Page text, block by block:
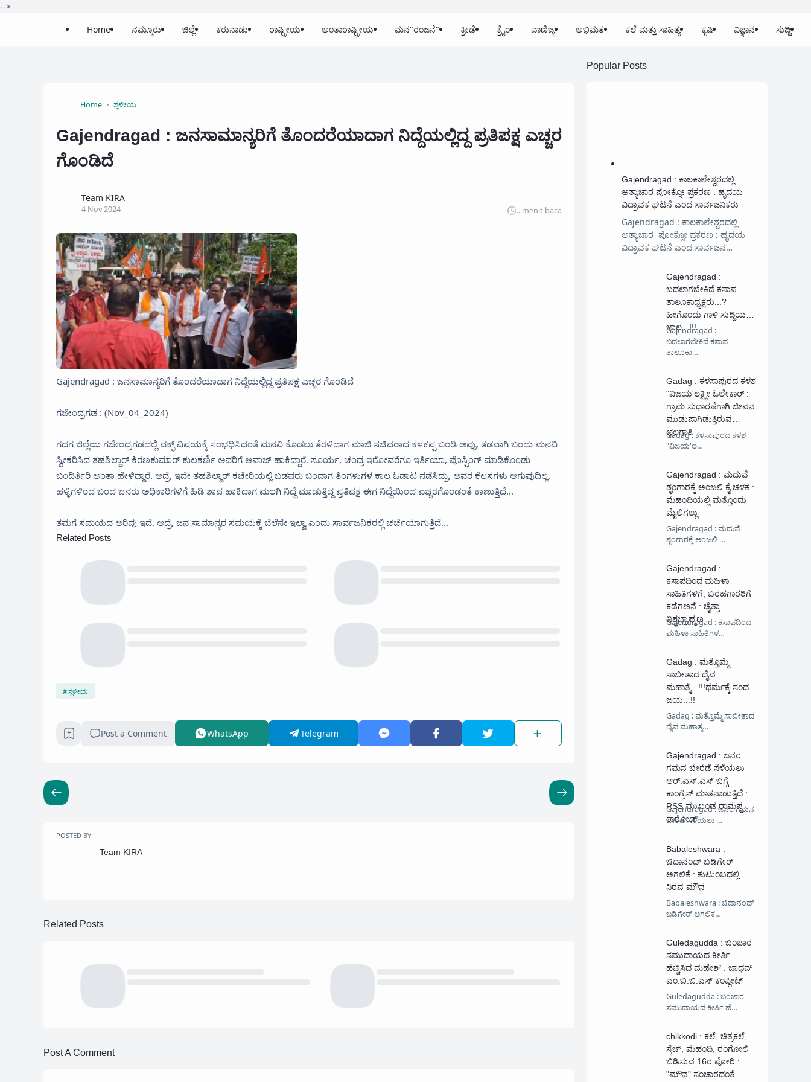
-->
Home
ನಮ್ಮೂರು ಜಿಲ್ಲೆ ಕರುನಾಡು ರಾಷ್ಟ್ರೀಯ ಅಂತಾರಾಷ್ಟ್ರೀಯ ಮನ"ರಂಜನೆ" ಕ್ರೀಡೆ ಕ್ರೈಂ ವಾಣಿಜ್ಯ ಅಭಿಮತ ಕಲೆ ಮತ್ತು ಸಾಹಿತ್ಯ ಕೃಷಿ ವಿಜ್ಞಾನ ಸುದ್ದಿ
Home ಸ್ಥಳೀಯ
Gajendragad : ಜನಸಾಮಾನ್ಯರಿಗೆ ತೊಂದರೆಯಾದಾಗ ನಿದ್ದೆಯಲ್ಲಿದ್ದ ಪ್ರತಿಪಕ್ಷ ಎಚ್ಚರ
ಗೊಂಡಿದೆ
Team KIRA
4 Nov 2024 ...menit baca
Gajendragad : ಜನಸಾಮಾನ್ಯರಿಗೆ ತೊಂದರೆಯಾದಾಗ ನಿದ್ದೆಯಲ್ಲಿದ್ದ ಪ್ರತಿಪಕ್ಷ ಎಚ್ಚರ ಗೊಂಡಿದೆ
ಗಜೇಂದ್ರಗಡ : (Nov_04_2024)
ಗದಗ ಜಿಲ್ಲೆಯ ಗಜೇಂದ್ರಗಡದಲ್ಲಿ ವಕ್ಫ್ ವಿಷಯಕ್ಕೆ ಸಂಭಧಿಸಿದಂತೆ ಮನವಿ ಕೊಡಲು ತೆರಳಿದಾಗ ಮಾಜಿ ಸಚಿವರಾದ ಕಳಕಪ್ಪ ಬಂಡಿ ಅವ್ರು, ತಡವಾಗಿ ಬಂದು ಮನವಿ
ಸ್ವೀಕರಿಸಿದ ತಹಶಿಲ್ದಾರ್ ಕಿರಣಕುಮಾರ್ ಕುಲಕರ್ಣಿ ಅವರಿಗೆ ಆವಾಜ್ ಹಾಕಿದ್ದಾರೆ. ಸೂರ್ಯ, ಚಂದ್ರ ಇರೋವರೆಗೂ ಇರ್ತಿಯಾ, ಪೊಸ್ಟಿಂಗ್ ಮಾಡಿಕೊಂಡು
ಬಂದಿರ್ತಿರಿ ಅಂತಾ ಹೇಳಿದ್ದಾರೆ. ಆದ್ರೆ, ಇದೇ ತಹಶಿಲ್ದಾರ್ ಕಚೇರಿಯಲ್ಲಿ ಬಡವರು ಬಂದಾಗ ತಿಂಗಳುಗಳ‌ ಕಾಲ ಓಡಾಟ ನಡೆಸಿದ್ರು, ಅವರ ಕೆಲಸಗಳು ಆಗುವುದಿಲ್ಲ.
ಹಳ್ಳಿಗಳಿಂದ ಬಂದ ಜನರು ಅಧಿಕಾರಿಗಳಿಗೆ ಹಿಡಿ ಶಾಪ ಹಾಕಿದಾಗ ಮಲಗಿ ನಿದ್ದೆ ಮಾಡುತ್ತಿದ್ದ ಪ್ರತಿಪಕ್ಷ ಈಗ ನಿದ್ದೆಯಿಂದ ಎಚ್ಚರಗೊಂಡಂತೆ ಕಾಣುತ್ತಿದೆ...
ತಮಗೆ ಸಮಯದ ಅರಿವು ಇದೆ. ಆದ್ರೆ, ಜನ ಸಾಮಾನ್ಯರ ಸಮಯಕ್ಕೆ ಬೆಲೆನೇ ಇಲ್ವಾ‌‌‌‌‌‌‌ ಎಂದು ಸಾರ್ವಜನಿಕರಲ್ಲಿ ಚರ್ಚೆಯಾಗುತ್ತಿದೆ...
Related Posts
ಸ್ಥಳೀಯ
Post a Comment WhatsApp Telegram
POSTED BY:
Team KIRA
Related Posts
Post A Comment
Popular Posts
Gajendragad : ಕಾಲಕಾಲೇಶ್ವರದಲ್ಲಿ
ಅತ್ಯಾಚಾರ ಪೋಕ್ಸೋ ಪ್ರಕರಣ : ಹೃದಯ
ವಿದ್ರಾವಕ ಘಟನೆ ಎಂದ ಸಾರ್ವಜನಿಕರು
Gajendragad : ಕಾಲಕಾಲೇಶ್ವರದಲ್ಲಿ
ಅತ್ಯಾಚಾರ ಪೋಕ್ಸೋ ಪ್ರಕರಣ : ಹೃದಯ
ವಿದ್ರಾವಕ ಘಟನೆ ಎಂದ ಸಾರ್ವಜನ…
Gajendragad :
ಬದಲಾಗಬೇಕಿದೆ ಕಸಾಪ
ತಾಲೂಕಾಧ್ಯಕ್ಷರು...?
ಹೀಗೊಂದು ಗಾಳಿ ಸುದ್ದಿಯ
ಜಾಲ...!!!
Gajendragad :
ಬದಲಾಗಬೇಕಿದೆ ಕಸಾಪ
ತಾಲೂಕಾ…
Gadag : ಕಳಸಾಪುರದ ಕಳಶ
"ವಿಜಯ'ಲಕ್ಷ್ಮೀ ಓಲೇಕಾರ್ :
ಗ್ರಾಮ ಸುಧಾರಣೆಗಾಗಿ ಜೀವನ‌
ಮುಡುಪಾಗಿಡುತ್ತಿರುವ
ಛಲಗಾತಿ
Gadag : ಕಳಸಾಪುರದ ಕಳಶ
"ವಿಜಯ'ಲ…
Gajendragad : ಮದುವೆ
ಶೃಂಗಾರಕ್ಕೆ ಅಂಜಲಿ ಕೈ ಚಳಕ :
ಮೆಹಂದಿಯಲ್ಲಿ ಮತ್ತೊಂದು
ಮೈಲಿಗಲ್ಲು
Gajendragad : ಮದುವೆ
ಶೃಂಗಾರಕ್ಕೆ ಅಂಜಲಿ …
Gajendragad :
ಕಸಾಪದಿಂದ ಮಹಿಳಾ
ಸಾಹಿತಿಗಳಿಗೆ, ಬರಹಗಾರರಿಗೆ
ಕಡೆಗಣನೆ : ಚೈತ್ರಾ
ವಿಶ್ವಬ್ರಾಹ್ಮಣ
Gajendragad : ಕಸಾಪದಿಂದ
ಮಹಿಳಾ ಸಾಹಿತಿಗಳ…
Gadag : ಮತ್ತೊಮ್ಮೆ‌
ಸಾಬೀತಾದ ದೈವ
ಮಹಾತ್ಮೆ...!!!ಧರ್ಮಕ್ಕೆ ಸಂದ
ಜಯ...!!
Gadag : ಮತ್ತೊಮ್ಮೆ‌ ಸಾಬೀತಾದ
ದೈವ ಮಹಾತ್ಮ…
Gajendragad : ಜನರ
ಗಮನ ಬೇರೆಡೆ ಸೆಳೆಯಲು
ಆರ್.ಎಸ್.ಎಸ್ ಬಗ್ಗೆ
ಕಾಂಗ್ರೆಸ್ ಮಾತನಾಡುತ್ತಿದೆ :
RSS ಮುಖಂಡ ರಾಮಪ್ಪ
ರಾಠೋಡ್
Gajendragad : ಜನರ ಗಮನ
ಬೇರೆಡೆ ಸೆಳೆಯಲು …
Babaleshwara :
ಚಿದಾನಂದ್ ಬಡಿಗೇರ್
ಅಗಲಿಕೆ : ಕುಟುಂಬದಲ್ಲಿ
ನಿರವ ಮೌನ
Babaleshwara : ಚಿದಾನಂದ್
ಬಡಿಗೇರ್ ಅಗಲಿಕ…
Guledagudda : ಬಂಜಾರ
ಸಮುದಾಯದ ಕೀರ್ತಿ
ಹೆಚ್ಚಿಸಿದ ಮಹೇಶ್ : ಜಾಧವ್
ಎಂ.ಬಿ.ಬಿ.ಎಸ್ ಕಂಪ್ಲೀಟ್
Guledagudda : ಬಂಜಾರ
ಸಮುದಾಯದ ಕೀರ್ತಿ ಹೆ…
chikkodi : ಕಲೆ, ಚಿತ್ರಕಲೆ,
ಸ್ಕೆಚ್, ಮೆಹಂದಿ, ರಂಗೋಲಿ
ಬಿಡಿಸುವ 16ರ ಪೋರಿ :
"ಮೌನ" ಸಂಚಾರದಂತೆ